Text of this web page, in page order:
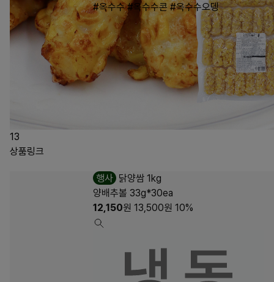
13
#옥수수 #옥수수콘 #옥수수오뎅
상품링크
행사 닭양쌈 1kg
양배추볼 33g*30ea
12,150원 13,500원 10%